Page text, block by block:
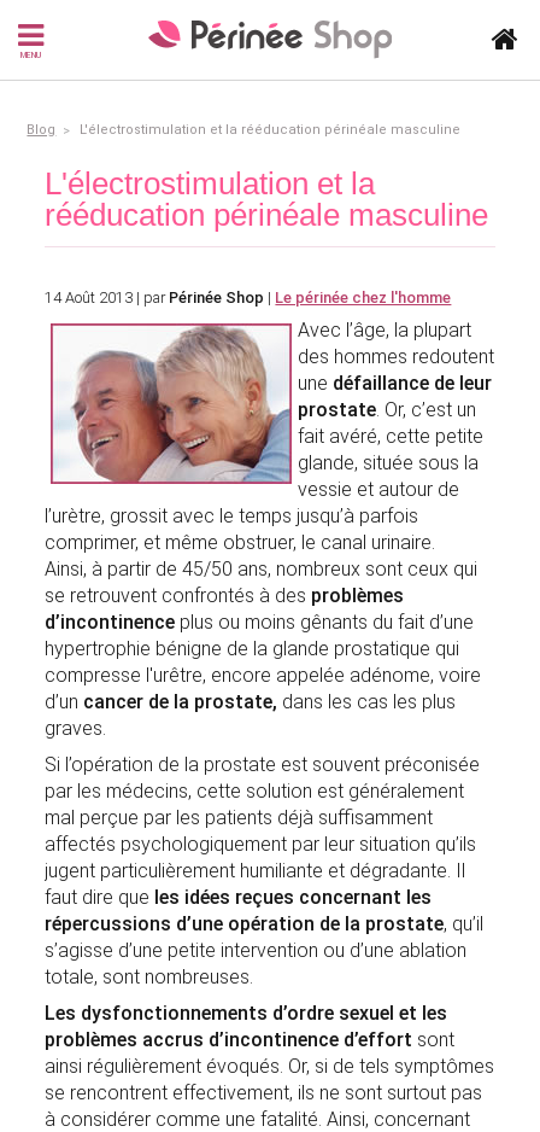
MENU
Blog L'électrostimulation et la rééducation périnéale masculine
L'électrostimulation et la
rééducation périnéale masculine
14 Août 2013 | par Périnée Shop | Le périnée chez l'homme
Avec l’âge, la plupart
des hommes redoutent
une défaillance de leur
prostate . Or, c’est un
fait avéré, cette petite
glande, située sous la
vessie et autour de
l’urètre, grossit avec le temps jusqu’à parfois
comprimer, et même obstruer, le canal urinaire.
Ainsi, à partir de 45/50 ans, nombreux sont ceux qui
se retrouvent confrontés à des problèmes
d’incontinence plus ou moins gênants du fait d’une
hypertrophie bénigne de la glande prostatique qui
compresse l'urêtre, encore appelée adénome, voire
d’un cancer de la prostate, dans les cas les plus
graves.
Si l’opération de la prostate est souvent préconisée
par les médecins, cette solution est généralement
mal perçue par les patients déjà suffisamment
affectés psychologiquement par leur situation qu’ils
jugent particulièrement humiliante et dégradante. Il
faut dire que les idées reçues concernant les
répercussions d’une opération de la prostate, qu’il
s’agisse d’une petite intervention ou d’une ablation
totale, sont nombreuses.
Les dysfonctionnements d’ordre sexuel et les
problèmes accrus d’incontinence d’effort sont
ainsi régulièrement évoqués. Or, si de tels symptômes
se rencontrent effectivement, ils ne sont surtout pas
à considérer comme une fatalité. Ainsi, concernant